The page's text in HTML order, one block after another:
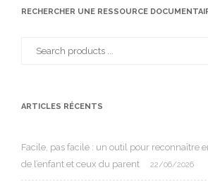
RECHERCHER UNE RESSOURCE
ARTICLES RÉCENTS
Facile, pas facile : un outil pour reconnaître
de l’enfant et ceux du parent
22/06/2026